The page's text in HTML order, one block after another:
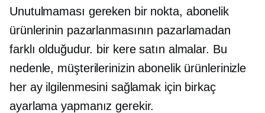
Unutulmaması gereken bir nokta, abonelik
ürünlerinin pazarlanmasının pazarlamadan
farklı olduğudur. bir keresatın almalar. Bu
nedenle, müşterilerinizin abonelik ürünlerinizle
her ay ilgilenmesini sağlamak için birkaç
ayarlama yapmanız gerekir.